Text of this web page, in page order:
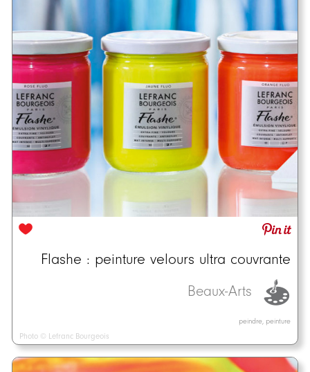
Flashe : peinture velours ultra couvrante
Beaux-Arts
peindre, peinture
Photo © Lefranc Bourgeois